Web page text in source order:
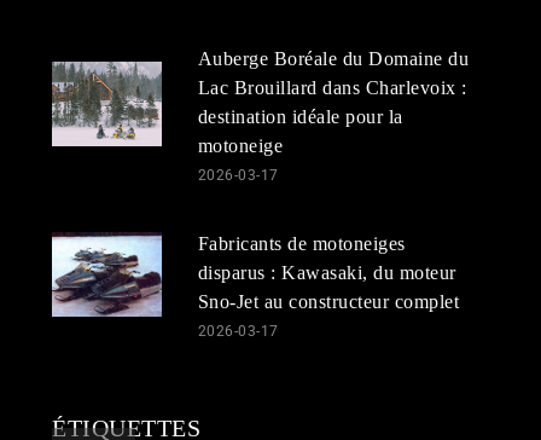
Auberge Boréale du Domaine du
Lac Brouillard dans Charlevoix :
destination idéale pour la
motoneige
2026-03-17
Fabricants de motoneiges
disparus : Kawasaki, du moteur
Sno-Jet au constructeur complet
2026-03-17
ÉTIQUETTES